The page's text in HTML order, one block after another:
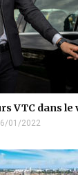
VTC dans le
01/2022